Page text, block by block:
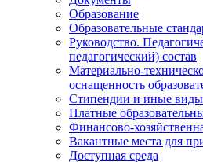
Образование
Образовательные
Руководство.
педагогический) состав
Материально-
оснащенность
Стипендии и иные виды
Платные
Финансово-
Вакантные места для
Доступная среда